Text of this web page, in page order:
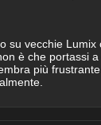
su vecchie
è che portassi
più